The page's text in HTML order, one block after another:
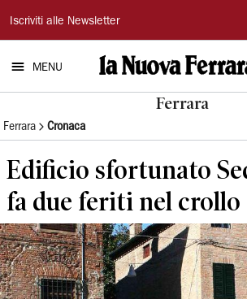
La
Nuova
Ferrara
Iscriviti alle Newsletter
MENU
Ferrara
Ferrara Cronaca
Edificio sfortunato
fa due feriti nel crollo